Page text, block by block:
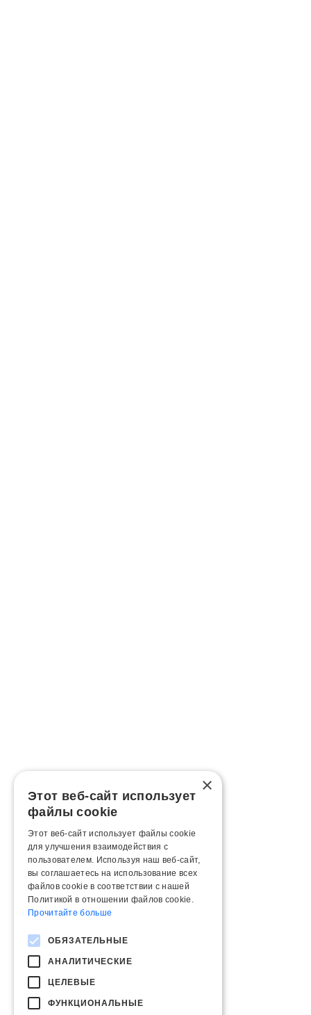
×
Этот веб-сайт использует
файлы cookie
Этот веб-сайт использует файлы cookie
для улучшения взаимодействия с
пользователем. Используя наш веб-сайт,
вы соглашаетесь на использование всех
файлов cookie в соответствии с нашей
Политикой в ​​отношении файлов cookie.
Прочитайте больше
ОБЯЗАТЕЛЬНЫЕ
АНАЛИТИЧЕСКИЕ
ЦЕЛЕВЫЕ
ФУНКЦИОНАЛЬНЫЕ